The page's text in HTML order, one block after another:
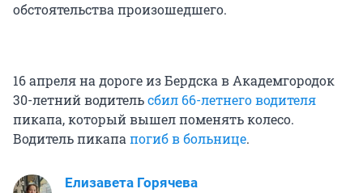
обстоятельства произошедшего.
16 апреля на дороге из Бердска в Академгородок
30-летний водительсбил 66-летнего водителя
пикапа, который вышел поменять колесо.
Водитель пикапапогиб в больнице.
Елизавета Горячева